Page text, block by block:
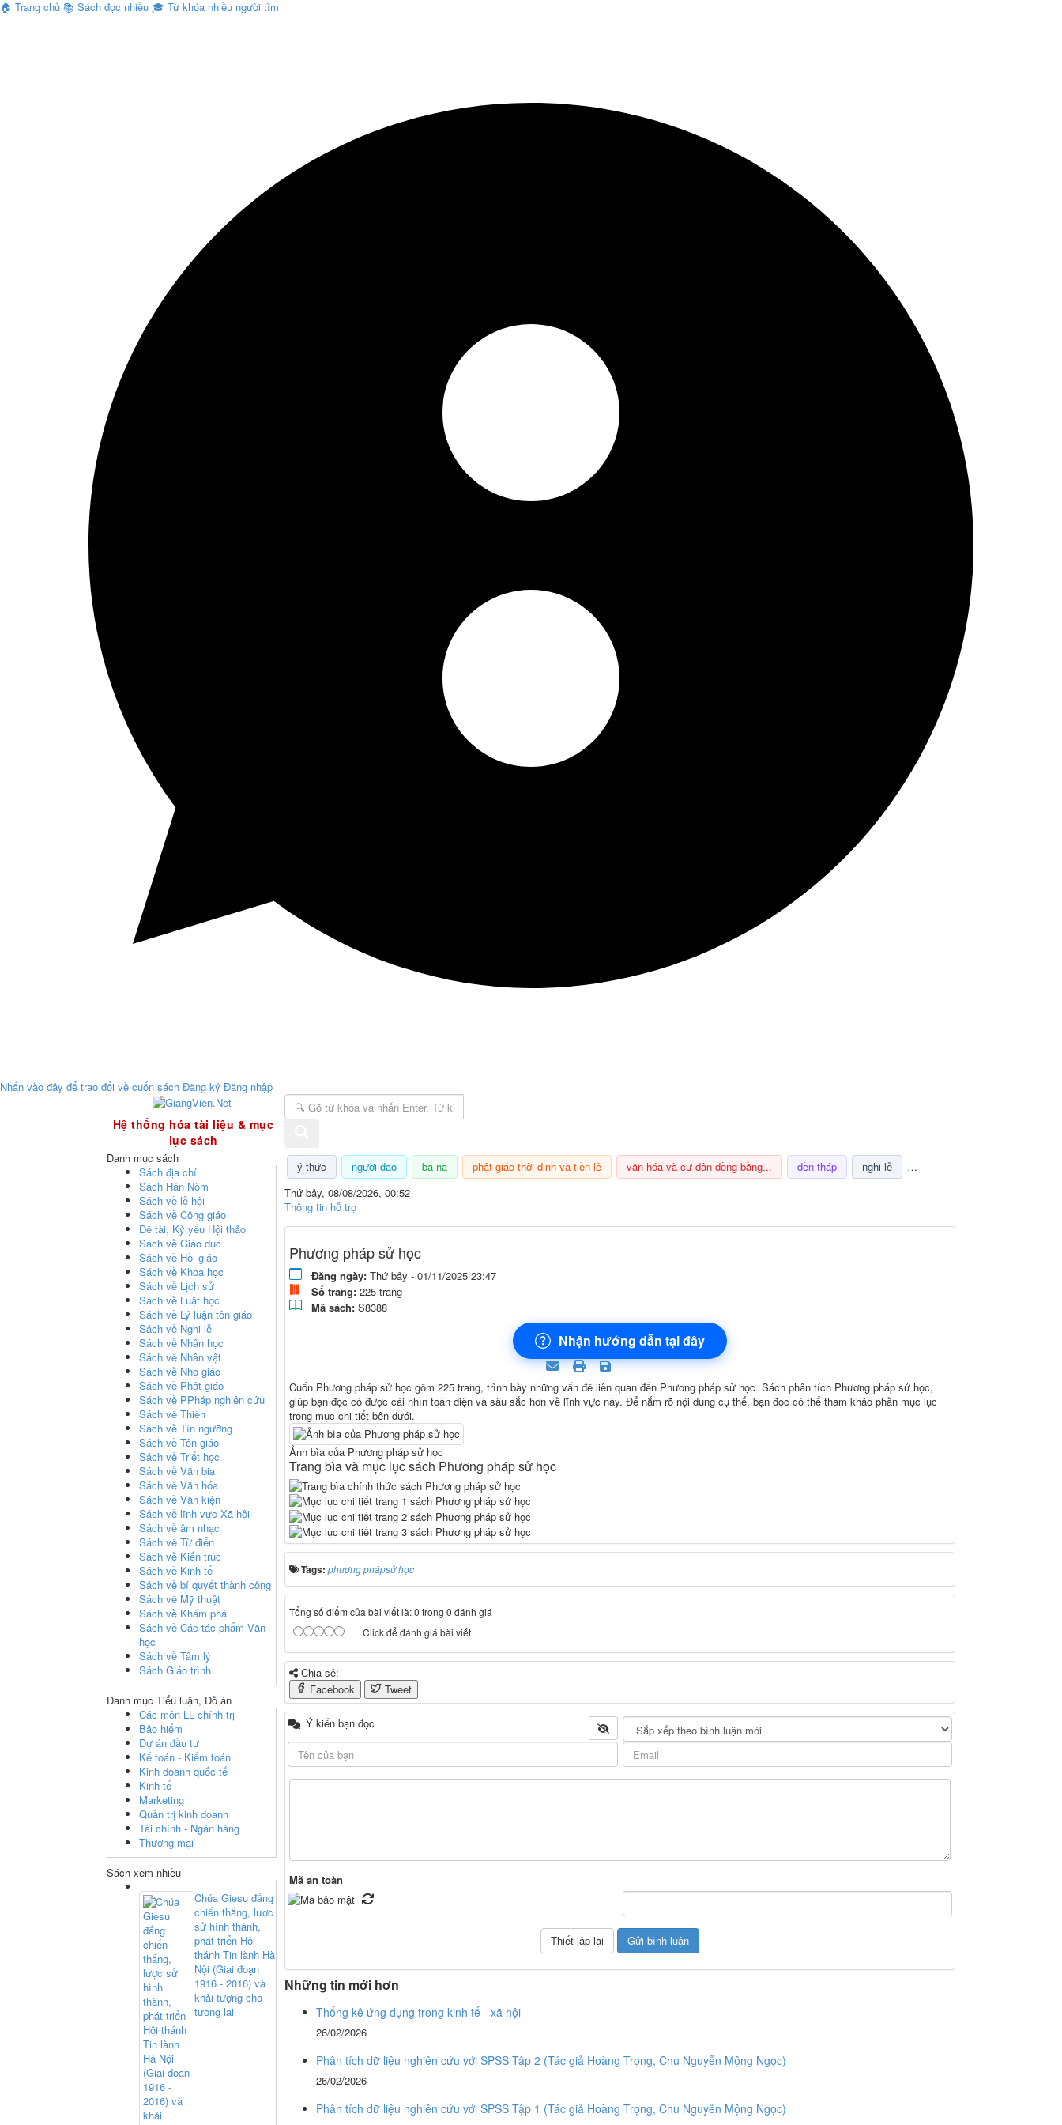
🏠 Trang chủ 📚 Sách đọc nhiều 🎓 Từ khóa nhiều người tìm
Nhấn vào đây để trao đổi về cuốn sách Đăng ký Đăng nhập
ý thức người dao ba na phật giáo thời đinh và tiền lê văn hóa và cư dân đồng bằng... đền tháp nghi lễ
Thứ bảy, 08/08/2026, 00:52
Thông tin hỗ trợ
Phương pháp sử học
Đăng ngày: Thứ bảy - 01/11/2025 23:47
Số trang: 225 trang
Mã sách: S8388
Nhận hướng dẫn tại đây
Cuốn Phương pháp sử học gồm 225 trang, trình bày những vấn đề liên quan đến Phương pháp sử học. Sách phân tích Phương pháp sử học,
giúp bạn đọc có được cái nhìn toàn diện và sâu sắc hơn về lĩnh vực này. Để nắm rõ nội dung cụ thể, bạn đọc có thể tham khảo phần mục lục
trong mục chi tiết bên dưới.
Ảnh bìa của Phương pháp sử học
Trang bìa và mục lục sách Phương pháp sử học
Tags: phương phápsử học
Tổng số điểm của bài viết là: 0 trong 0 đánh giá
Click để đánh giá bài viết
Chia sẻ:
Facebook
Tweet
Ý kiến bạn đọc
Mã an toàn
Những tin mới hơn
Thống kê ứng dụng trong kinh tế - xã hội
26/02/2026
Phân tích dữ liệu nghiên cứu với SPSS Tập 2 (Tác giả Hoàng Trọng, Chu Nguyễn Mộng Ngọc)
26/02/2026
Phân tích dữ liệu nghiên cứu với SPSS Tập 1 (Tác giả Hoàng Trọng, Chu Nguyễn Mộng Ngọc)
GiangVien.Net - Hệ thống hóa tài liệu & mục lục sách
Hệ thống hóa tài liệu & mục
lục sách
Danh mục sách
Sách địa chí
Sách Hán Nôm
Sách về lễ hội
Sách về Công giáo
Đề tài, Kỷ yếu Hội thảo
Sách về Giáo dục
Sách về Hồi giáo
Sách về Khoa học
Sách về Lịch sử
Sách về Luật học
Sách về Lý luận tôn giáo
Sách về Nghi lễ
Sách về Nhân học
Sách về Nhân vật
Sách về Nho giáo
Sách về Phật giáo
Sách về PPháp nghiên cứu
Sách về Thiền
Sách về Tín ngưỡng
Sách về Tôn giáo
Sách về Triết học
Sách về Văn bia
Sách về Văn hóa
Sách về Văn kiện
Sách về lĩnh vực Xã hội
Sách về âm nhạc
Sách về Từ điển
Sách về Kiến trúc
Sách về Kinh tế
Sách về bí quyết thành công
Sách về Mỹ thuật
Sách về Khám phá
Sách về Các tác phẩm Văn
học
Sách về Tâm lý
Sách Giáo trình
Danh mục Tiểu luận, Đồ án
Các môn LL chính trị
Bảo hiểm
Dự án đầu tư
Kế toán - Kiểm toán
Kinh doanh quốc tế
Kinh tế
Marketing
Quản trị kinh doanh
Tài chính - Ngân hàng
Thương mại
Sách xem nhiều
Chúa Giesu đấng
chiến thắng, lược
sử hình thành,
phát triển Hội
thánh Tin lành Hà
Nội (Giai đoạn
1916 - 2016) và
khải tượng cho
tương lai